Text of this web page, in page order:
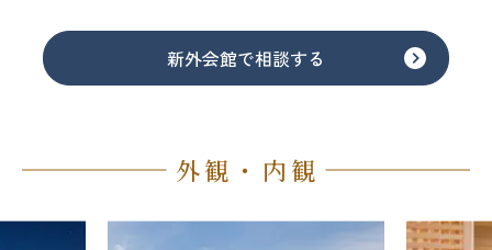
新外会館で相談する
外観・内観